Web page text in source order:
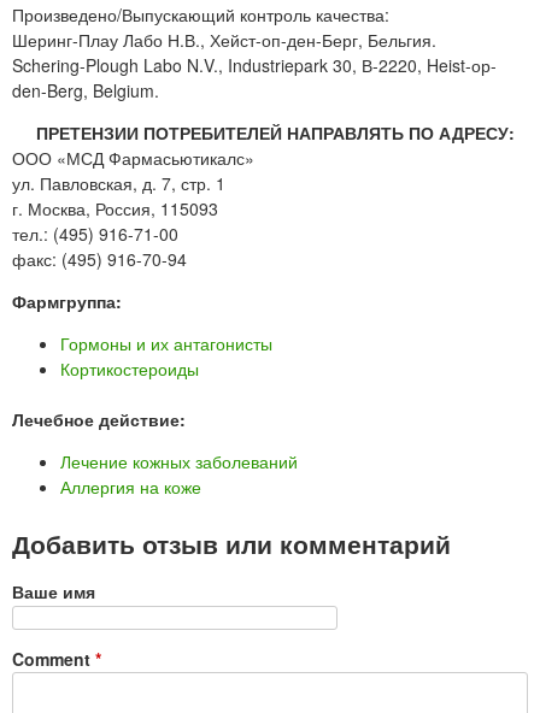
Произведено/Выпускающий контроль качества:
Шеринг-Плау Лабо Н.В., Хейст-оп-ден-Берг, Бельгия.
Schering-Plough Labo N.V., Industriepark 30, В-2220, Heist-ор-
den-Berg, Belgium.
ПРЕТЕНЗИИ ПОТРЕБИТЕЛЕЙ НАПРАВЛЯТЬ ПО АДРЕСУ:
ООО «МСД Фармасьютикалс»
ул. Павловская, д. 7, стр. 1
г. Москва, Россия, 115093
тел.: (495) 916-71-00
факс: (495) 916-70-94
Фармгруппа:
Гормоны и их антагонисты
Кортикостероиды
Лечебное действие:
Лечение кожных заболеваний
Аллергия на коже
Добавить отзыв или комментарий
Ваше имя
Comment *